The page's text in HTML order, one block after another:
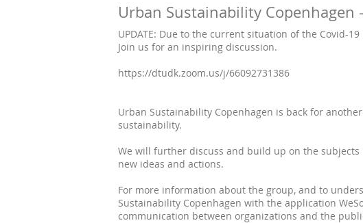
Urban Sustainability Copenhagen
UPDATE: Due to the current situation of the Covid-
Join us for an inspiring discussion.
https://
Urban Sustainability Copenhagen is back for
sustainability.
We will further discuss and build up on the
new ideas and actions.
For more information about the group, and to
Sustainability Copenhagen with the application
communication between organizations and the